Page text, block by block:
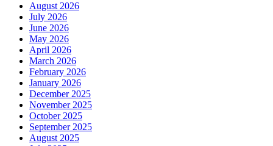
August 2026
July 2026
June 2026
May 2026
April 2026
March 2026
February 2026
January 2026
December 2025
November 2025
October 2025
September 2025
August 2025